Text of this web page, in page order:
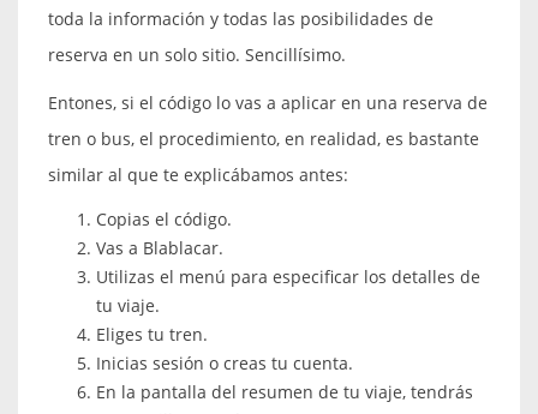
toda la información y todas las posibilidades de
reserva en un solo sitio. Sencillísimo.
Entones, si el código lo vas a aplicar en una reserva de
tren o bus, el procedimiento, en realidad, es bastante
similar al que te explicábamos antes:
Copias el código.
Vas a Blablacar.
Utilizas el menú para especificar los detalles de
tu viaje.
Eliges tu tren.
Inicias sesión o creas tu cuenta.
En la pantalla del resumen de tu viaje, tendrás